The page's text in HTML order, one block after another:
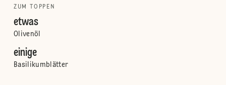
ZUM TOPPEN
etwas
Olivenöl
einige
Basilikumblätter